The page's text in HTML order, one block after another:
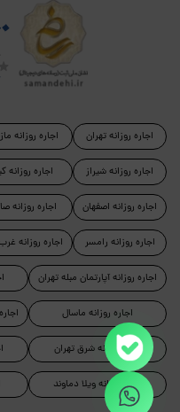
اجاره روزانه تهران
اجاره روزانه شیراز
اجاره روزانه اصفهان
اجاره روزانه رامسر
اجاره روزانه
اجاره
اجاره روزانه
اجاره روزانه
اجاره روزانه آپارتمان مبله تهران
اجاره روزانه ماسال
اجاره روزانه شرق تهران
اجاره روزانه ویلا دماوند